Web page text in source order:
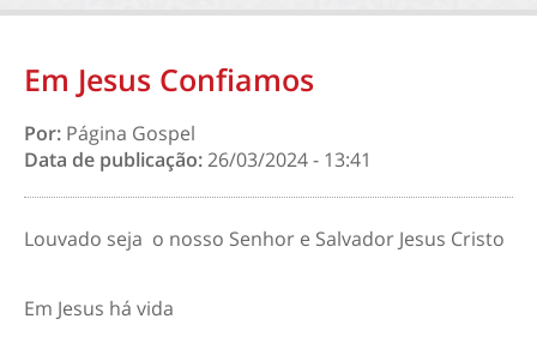
Em Jesus Confiamos
Por: Página Gospel
Data de publicação:26/03/2024 - 13:41
Louvado seja o nosso Senhor e Salvador Jesus Cristo
Em Jesus há vida